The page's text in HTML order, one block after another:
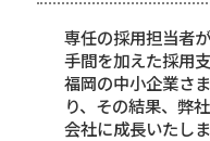
専任の採用担当者
手間を加えた採用
福岡の中小企業さ
り、その結果、弊
会社に成長いたしま